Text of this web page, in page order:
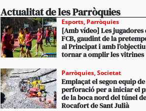
Actualitat de les Parròquies
Esports, Parròquies
[Amb vídeo] Les jugadores
FCB, gaudint de la
al Principat i amb
tornar a omplir les vitrines
Parròquies,Societat
Emplaçat el segon equip de
perforació per a iniciar el
de la boca nord del túnel
Rocafort de Sant Julià